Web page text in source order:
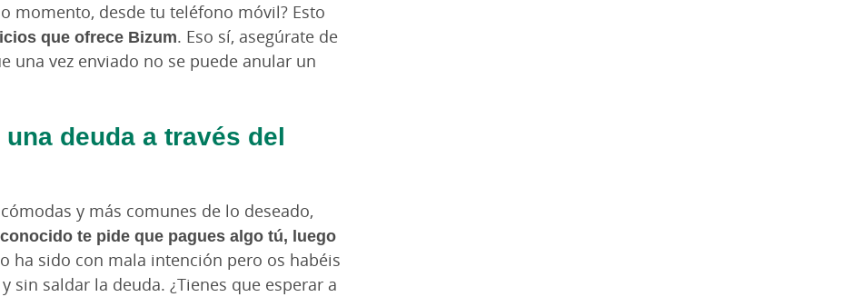
momento, desde tu teléfono móvil? Esto
que ofrece Bizum. Eso sí, asegúrate de
una vez enviado no se puede anular un
deuda a través del
y más comunes de lo deseado,
conocido te pide que pagues algo tú, luego
ha sido con mala intención pero os habéis
sin saldar la deuda. ¿Tienes que esperar a